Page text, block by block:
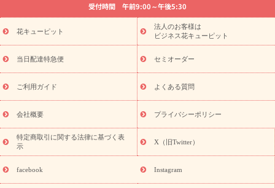
通夜・葬儀に贈る花 胡蝶蘭・花鉢
ーブドフラワー
季節のイベント
ひまわり ギフト・プレゼント
特集
お盆 花（新盆・初盆） 季節のイベント
お盆 花（新
盆・初盆）
お盆 花（新盆・初盆）
お盆・お供え 花とセットギ
フト
お盆・お供え プリザーブドフラワー
ひまわり ギフト・プ
レゼント特集
夏の花贈り・お中元・暑中見舞い 花のギフト特集
敬老の日におくる花ギフト・プレゼント特集
花ギフト・プレゼント特集
敬老の日 花のおすすめランキング
敬
老の日 花鉢植えのギフト・プレゼント特集
敬老の日 花とセットギ
フト・プレゼント特集
敬老の日の花 全てのギフト一覧
キャン
ペーン
「きょう誕生日なんです」キャンペーン
探す
誕生日フラワーギフト 誕生日フラワーギフト特集
誕生
日フラワーギフト商品一覧
ユリ トルコキキョウ
誕生花(トルコキキョウ)
9月の誕生花(リンドウ)
誕生日セット
受付時間 午前9:00～午後5:30
花キューピット
法人のお客様は
ビジネス花キューピット
当日配達特急便 セミオーダー
ご利用ガイド よくある質問
会社概要 プライバシーポリシー
特定商取引に関する法律に基づく表
示
X（旧Twitter）
facebook Instagram